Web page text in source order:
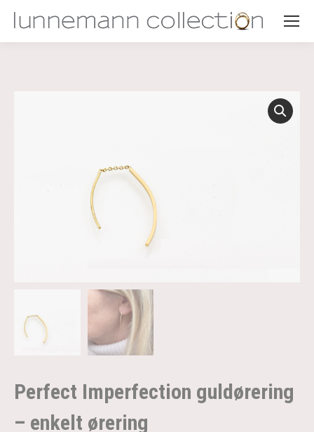
Perfect Imperfection guldørering
– enkelt ørering